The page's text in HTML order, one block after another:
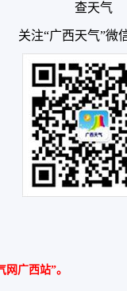
查天气
关注“广西天气”微
广西站”。